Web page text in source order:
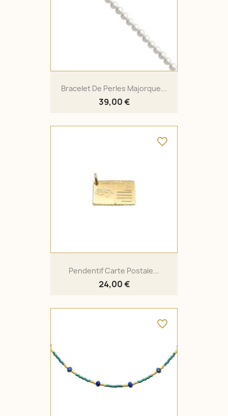
Bracelet De Perles Majorque...
39,00 €
Pendentif Carte Postale...
24,00 €
favorite_border
favorite_border